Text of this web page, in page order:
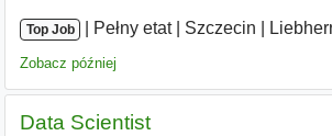
Top Job Pełny etat| Szczecin
Zobacz później
Data Scientist